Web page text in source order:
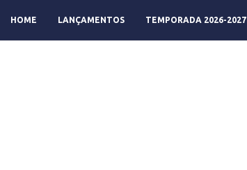
HOME LANÇAMENTOS TEMPORADA 2026-2027